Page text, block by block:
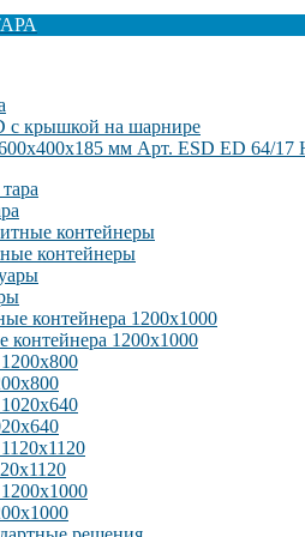
с крышкой на шарнире
мм Арт. ESD ED 64/17
контейнеры
контейнера 1200х1000